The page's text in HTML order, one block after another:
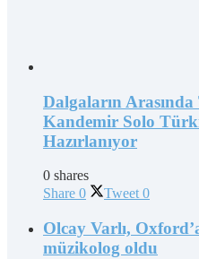
Dalgaların
Kandemir Solo
Hazırlanıyor
0 shares
Share 0 Tweet 0
Olcay Varlı,
müzikolog oldu